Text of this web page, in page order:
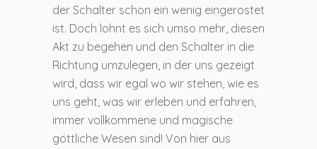
der Schalter schon ein wenig eingerostet
ist. Doch lohnt es sich umso mehr, diesen
Akt zu begehen und den Schalter in die
Richtung umzulegen, in der uns gezeigt
wird, dass wir egal wo wir stehen, wie es
uns geht, was wir erleben und erfahren,
immer vollkommene und magische
göttliche Wesen sind! Von hier aus